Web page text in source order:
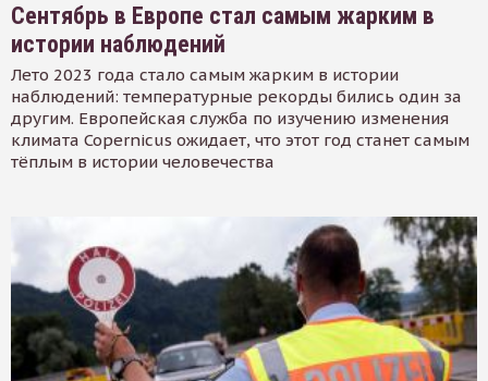
Сентябрь в Европе стал самым жарким в
истории наблюдений
Лето 2023 года стало самым жарким в истории
наблюдений: температурные рекорды бились один за
другим. Европейская служба по изучению изменения
климата Copernicus ожидает, что этот год станет самым
тёплым в истории человечества